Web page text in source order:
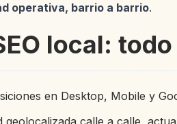
operativa, barrio a barrio.
local:
en Desktop, Mobile y
calle a calle,